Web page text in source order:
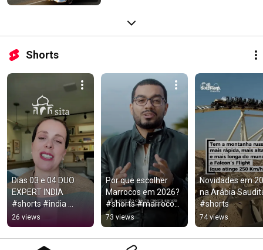
Shorts
Dias 03 e 04 DUO
EXPERT INDIA
#shorts #india
#delhi
26 views
Por que escolher
Marrocos em 2026?
#shorts #marrocos
#Morocco
73 views
Novidades em
na Arábia
#shorts
74 views